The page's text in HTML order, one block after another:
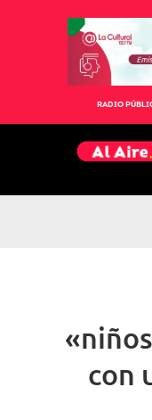
RADIO
con